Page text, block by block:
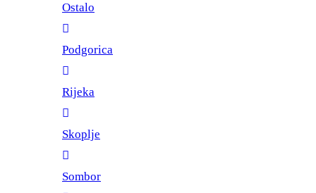
Ostalo
Podgorica
Rijeka
Skoplje
Sombor